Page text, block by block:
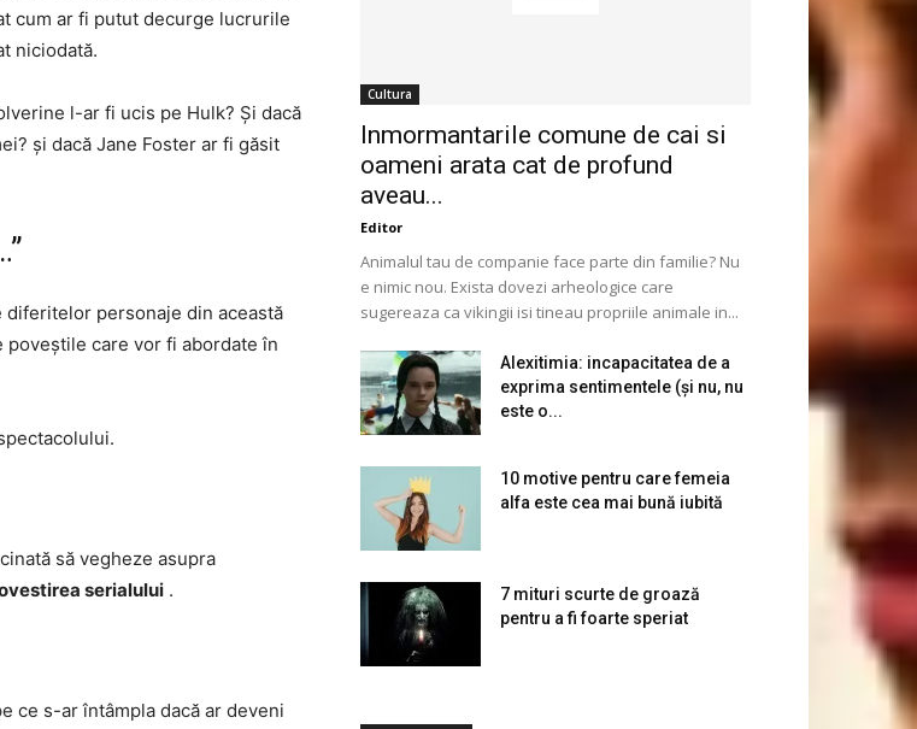
cum ar fi putut decurge lucrurile
niciodată.
l-ar fi ucis pe Hulk? Și dacă
și dacă Jane Foster ar fi găsit
diferitelor personaje din această
poveștile care vor fi abordate în
să vegheze asupra
serialului .
ce s-ar întâmpla dacă ar deveni
Cultura
Inmormantarile comune de cai si
oameni arata cat de profund
aveau...
Editor
Animalul tau de companie face parte din familie? Nu
e nimic nou. Exista dovezi arheologice care
sugereaza ca vikingii isi tineau propriile animale in...
Alexitimia: incapacitatea de a
exprima sentimentele (și nu, nu
este o...
10 motive pentru care femeia
alfa este cea mai bună iubită
7 mituri scurte de groază
pentru a fi foarte speriat